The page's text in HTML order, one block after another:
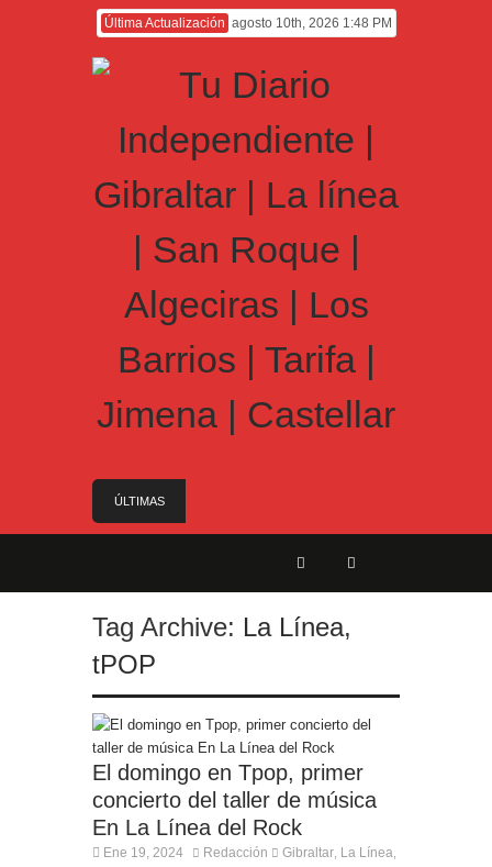
Última Actualización agosto 10th, 2026 1:48 PM
ÚLTIMAS
Feria Real de San Roque 2026
Farolillos de San Roque
Desde este lunes 10 los mayores pueden canjear
para su Gran Sorteo Solidario: 50 premios y una
causa urgente
Renovación del acerado de las calles Quevedo,
Mejorana y Perdiz, de Estación de San Roque
Tag Archive: La Línea,
tPOP
El domingo en Tpop, primer
concierto del taller de música
En La Línea del Rock
Ene 19, 2024 Redacción Gibraltar La Línea